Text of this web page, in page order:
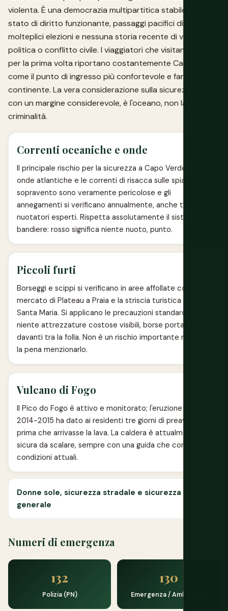
violenta. È una democrazia multipartitica stabile con uno
stato di diritto funzionante, passaggi pacifici di potere in
molteplici elezioni e nessuna storia recente di violenza
politica o conflitto civile. I viaggiatori che visitano l'Africa
per la prima volta riportano costantemente Capo Verde
come il punto di ingresso più confortevole e familiare al
continente. La vera considerazione sulla sicurezza qui,
con un margine considerevole, è l'oceano, non la
criminalità.
Correnti oceaniche e onde
Il principale rischio per la sicurezza a Capo Verde. Le
onde atlantiche e le correnti di risacca sulle spiagge
sopravento sono veramente pericolose e gli
annegamenti si verificano annualmente, anche tra
nuotatori esperti. Rispetta assolutamente il sistema di
bandiere: rosso significa niente nuoto, punto.
Piccoli furti
Borseggi e scippi si verificano in aree affollate come il
mercato di Plateau a Praia e la striscia turistica di
Santa Maria. Si applicano le precauzioni standard:
niente attrezzature costose visibili, borse portate
davanti tra la folla. Non è un rischio importante ma vale
la pena menzionarlo.
Vulcano di Fogo
Il Pico do Fogo è attivo e monitorato; l'eruzione del
2014-2015 ha dato ai residenti tre giorni di preavviso
prima che arrivasse la lava. La caldera è attualmente
sicura da scalare, sempre con una guida che conosce le
condizioni attuali.
Donne sole, sicurezza stradale e sicurezza
generale
Numeri di emergenza
132
Polizia (PN)
130
Emergenza / Ambulanza